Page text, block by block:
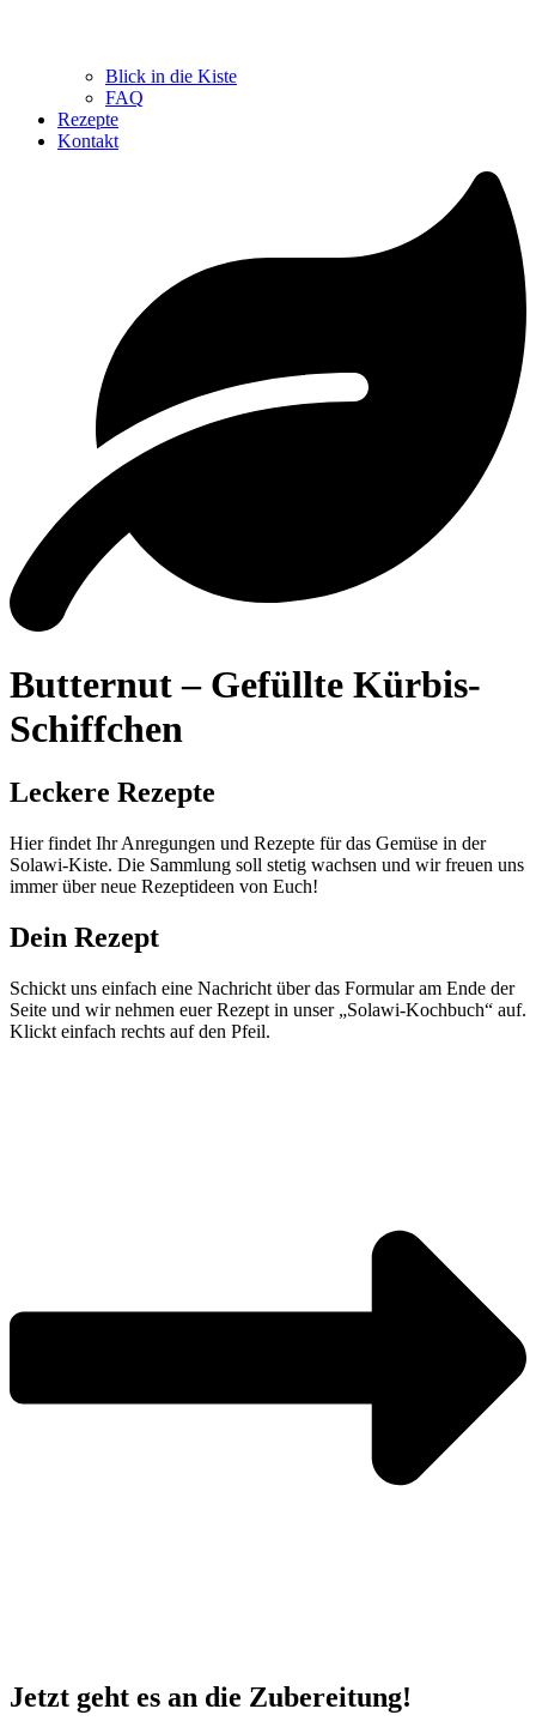
Blick in die Kiste
FAQ
Rezepte
Kontakt
Butternut – Gefüllte Kürbis-
Schiffchen
Leckere Rezepte
Hier findet Ihr Anregungen und Rezepte für das Gemüse in der
Solawi-Kiste. Die Sammlung soll stetig wachsen und wir freuen uns
immer über neue Rezeptideen von Euch!
Dein Rezept
Schickt uns einfach eine Nachricht über das Formular am Ende der
Seite und wir nehmen euer Rezept in unser „Solawi-Kochbuch“ auf.
Klickt einfach rechts auf den Pfeil.
Jetzt geht es an die Zubereitung!